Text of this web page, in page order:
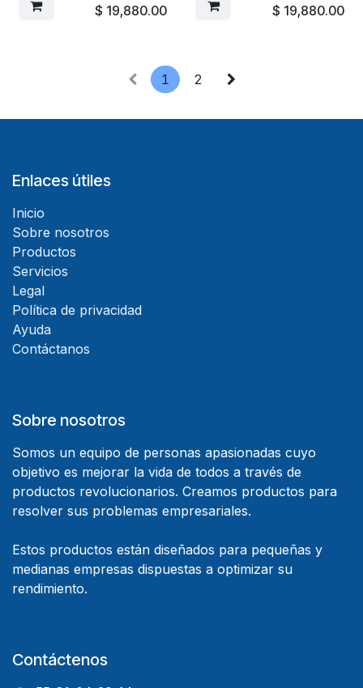
$ 19,880.00 $ 19,880.00
1 2
Enlaces útiles
Inicio
Sobre nosotros
Productos
Servicios
Legal
Política de privacidad
Ayuda
Contáctanos
Sobre nosotros
Somos un equipo de personas apasionadas cuyo
objetivo es mejorar la vida de todos a través de
productos revolucionarios. Creamos productos para
resolver sus problemas empresariales.
Estos productos están diseñados para pequeñas y
medianas empresas dispuestas a optimizar su
rendimiento.
Contáctenos